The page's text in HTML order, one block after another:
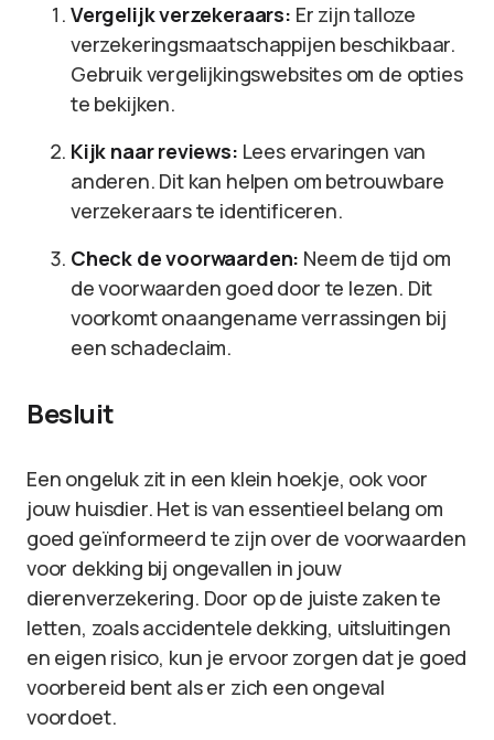
Vergelijk verzekeraars: Er zijn talloze
verzekeringsmaatschappijen beschikbaar.
Gebruik vergelijkingswebsites om de opties
te bekijken.
Kijk naar reviews: Lees ervaringen van
anderen. Dit kan helpen om betrouwbare
verzekeraars te identificeren.
Check de voorwaarden: Neem de tijd om
de voorwaarden goed door te lezen. Dit
voorkomt onaangename verrassingen bij
een schadeclaim.
Besluit
Een ongeluk zit in een klein hoekje, ook voor
jouw huisdier. Het is van essentieel belang om
goed geïnformeerd te zijn over de voorwaarden
voor dekking bij ongevallen in jouw
dierenverzekering. Door op de juiste zaken te
letten, zoals accidentele dekking, uitsluitingen
en eigen risico, kun je ervoor zorgen dat je goed
voorbereid bent als er zich een ongeval
voordoet.